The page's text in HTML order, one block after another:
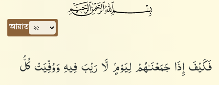
আয়াত
فَكَيْفَ إِذَا جَمَعْنَـٰهُمْ لِيَوْمٍۢ لَّا رَيْبَ فِيهِ وَوُفِّيَتْ كُلُّ